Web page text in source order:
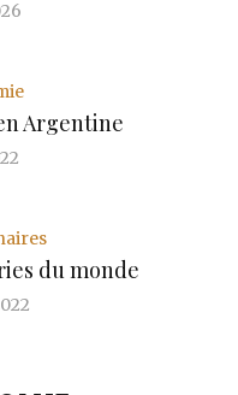
Argentine
du monde